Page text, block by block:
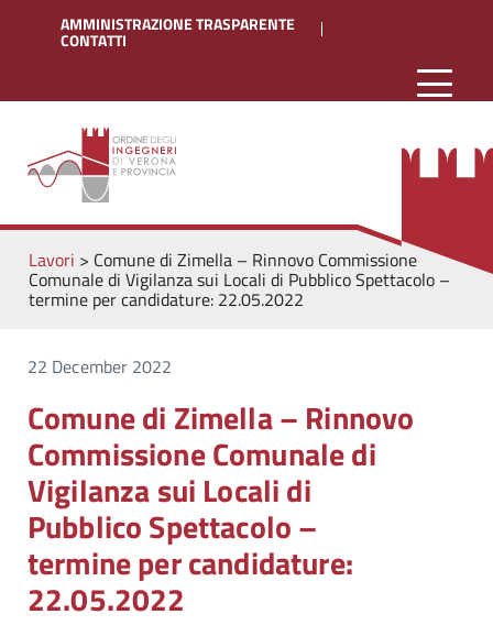
AMMINISTRAZIONE TRASPARENTE
CONTATTI
Lavori > Comune di Zimella – Rinnovo Commissione
Comunale di Vigilanza sui Locali di Pubblico Spettacolo –
termine per candidature: 22.05.2022
22 December 2022
Comune di Zimella – Rinnovo
Commissione Comunale di
Vigilanza sui Locali di
Pubblico Spettacolo –
termine per candidature:
22.05.2022